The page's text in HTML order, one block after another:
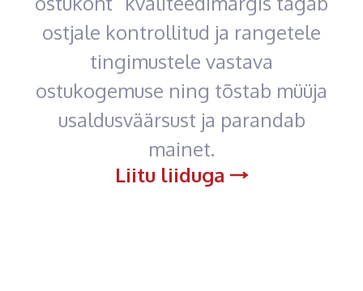
ostjale kontrollitud ja rangetele
tingimustele vastava
ostukogemuse ning tõstab müüja
usaldusväärsust ja parandab
mainet.
Liitu liiduga